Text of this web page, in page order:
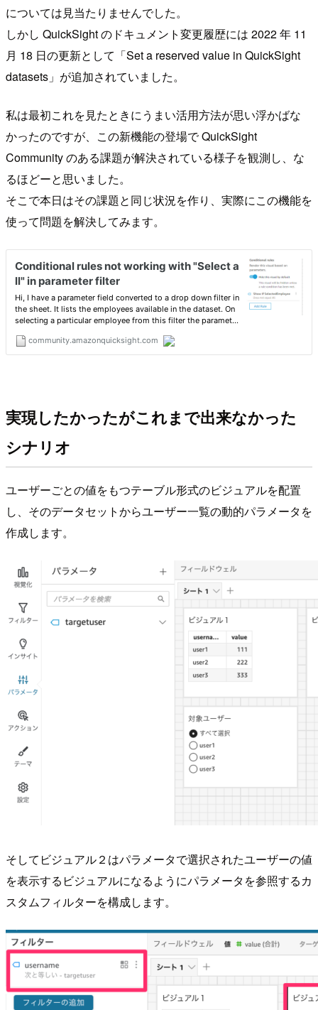
については見当たりませんでした。
しかし QuickSight のドキュメント変更履歴には 2022 年 11
月 18 日の更新として「Set a reserved value in QuickSight
datasets」が追加されていました。
私は最初これを見たときにうまい活用方法が思い浮かばな
かったのですが、この新機能の登場で QuickSight
Community のある課題が解決されている様子を観測し、な
るほどーと思いました。
そこで本日はその課題と同じ状況を作り、実際にこの機能を
使って問題を解決してみます。
実現したかったがこれまで出来なかった
シナリオ
ユーザーごとの値をもつテーブル形式のビジュアルを配置
し、そのデータセットからユーザー一覧の動的パラメータを
作成します。
そしてビジュアル２はパラメータで選択されたユーザーの値
を表示するビジュアルになるようにパラメータを参照するカ
スタムフィルターを構成します。